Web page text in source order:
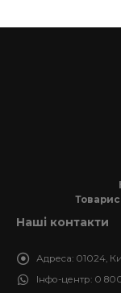
Наші контакти
Адреса: 01024,
Інфо-центр: 0